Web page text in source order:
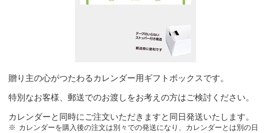
贈り主の心がつたわるカレンダー用ギフトボックスです。
特別なお客様、郵送でのお渡しをお考えの方はご検討ください。
カレンダーと同時にご注文いただきますと同日発送いたします。
カレンダーを購入後の注文は別々での発送になり、カレンダーとは別の日